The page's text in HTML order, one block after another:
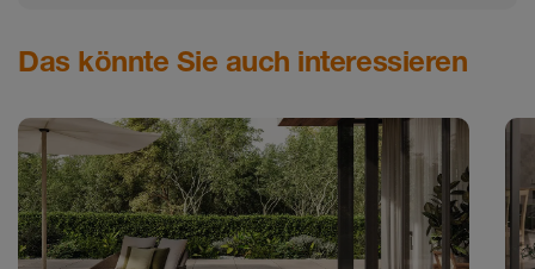
Das könnte Sie auch interessieren